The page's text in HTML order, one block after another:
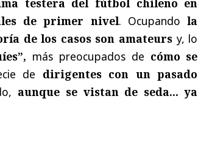
de primer nivel. Ocupandola
de los casos son amateurs y, lo
más preocupados de cómo se
de dirigentes con un pasado
aunque se vistan de seda... ya